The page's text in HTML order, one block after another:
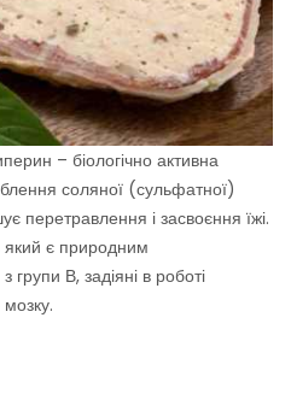
– біологічно активна
соляної (сульфатної)
перетравлення і засвоєння їжі.
який є природним
групи В, задіяні в роботі